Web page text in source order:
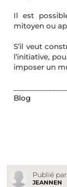
Il est
mitoyen ou
S’il veut
l’initiative,
imposer un
Blog
Publié par
JEANNEN